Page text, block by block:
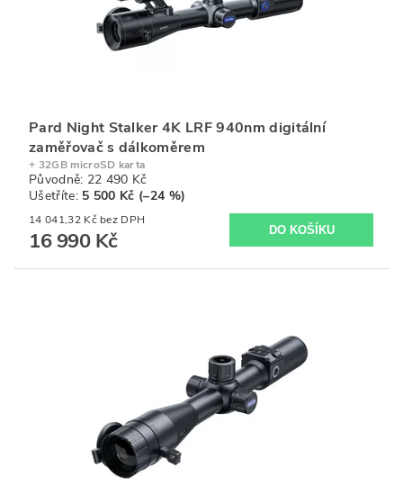
Pard Night Stalker 4K LRF 940nm digitální
zaměřovač s dálkoměrem
+ 32GB microSD karta
Původně: 22 490 Kč
Ušetříte: 5 500 Kč (–24 %)
14 041,32 Kč bez DPH
16 990 Kč